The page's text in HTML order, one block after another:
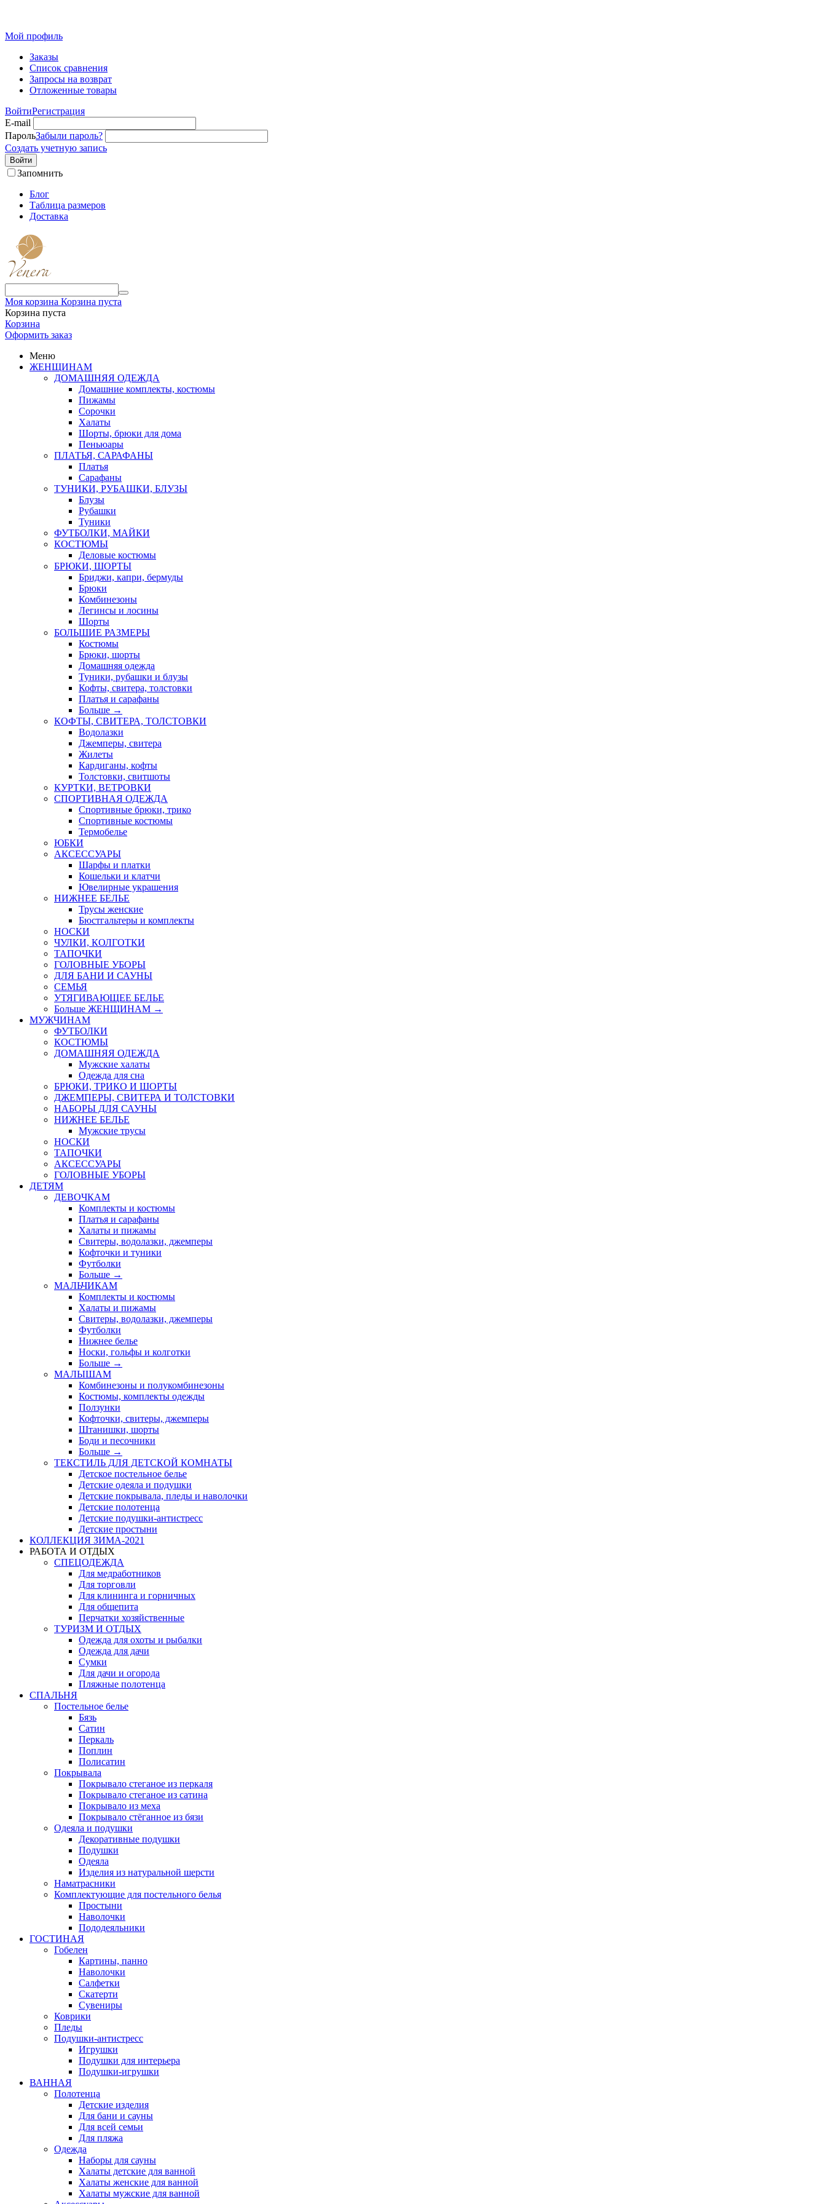
Мой профиль
Заказы
Список сравнения
Запросы на возврат
Отложенные товары
ВойтиРегистрация
E-mail
ПарольЗабыли пароль?
Создать учетную запись
Войти
Запомнить
Блог
Таблица размеров
Доставка
Моя корзина Корзина пуста
Корзина пуста
Корзина
Оформить заказ
Меню
ЖЕНЩИНАМ
ДОМАШНЯЯ ОДЕЖДА
Домашние комплекты, костюмы
Пижамы
Сорочки
Халаты
Шорты, брюки для дома
Пеньюары
ПЛАТЬЯ, САРАФАНЫ
Платья
Сарафаны
ТУНИКИ, РУБАШКИ, БЛУЗЫ
Блузы
Рубашки
Туники
ФУТБОЛКИ, МАЙКИ
КОСТЮМЫ
Деловые костюмы
БРЮКИ, ШОРТЫ
Бриджи, капри, бермуды
Брюки
Комбинезоны
Легинсы и лосины
Шорты
БОЛЬШИЕ РАЗМЕРЫ
Костюмы
Брюки, шорты
Домашняя одежда
Туники, рубашки и блузы
Кофты, свитера, толстовки
Платья и сарафаны
Больше →
КОФТЫ, СВИТЕРА, ТОЛСТОВКИ
Водолазки
Джемперы, свитера
Жилеты
Кардиганы, кофты
Толстовки, свитшоты
КУРТКИ, ВЕТРОВКИ
СПОРТИВНАЯ ОДЕЖДА
Спортивные брюки, трико
Спортивные костюмы
Термобелье
ЮБКИ
AКСЕССУАРЫ
Шарфы и платки
Кошельки и клатчи
Ювелирные украшения
НИЖНЕЕ БЕЛЬЕ
Трусы женские
Бюстгальтеры и комплекты
НОСКИ
ЧУЛКИ, КОЛГОТКИ
ТАПОЧКИ
ГОЛОВНЫЕ УБОРЫ
ДЛЯ БАНИ И САУНЫ
СЕМЬЯ
УТЯГИВАЮЩЕЕ БЕЛЬЕ
Больше ЖЕНЩИНАМ →
МУЖЧИНАМ
ФУТБОЛКИ
КОСТЮМЫ
ДОМАШНЯЯ ОДЕЖДА
Мужские халаты
Одежда для сна
БРЮКИ, ТРИКО И ШОРТЫ
ДЖЕМПЕРЫ, СВИТЕРА И ТОЛСТОВКИ
НАБОРЫ ДЛЯ САУНЫ
НИЖНЕЕ БЕЛЬЕ
Мужские трусы
НОСКИ
ТАПОЧКИ
АКСЕССУАРЫ
ГОЛОВНЫЕ УБОРЫ
ДЕТЯМ
ДЕВОЧКАМ
Комплекты и костюмы
Платья и сарафаны
Халаты и пижамы
Свитеры, водолазки, джемперы
Кофточки и туники
Футболки
Больше →
МАЛЬЧИКАМ
Комплекты и костюмы
Халаты и пижамы
Свитеры, водолазки, джемперы
Футболки
Нижнее белье
Носки, гольфы и колготки
Больше →
МАЛЫШАМ
Комбинезоны и полукомбинезоны
Костюмы, комплекты одежды
Ползунки
Кофточки, свитеры, джемперы
Штанишки, шорты
Боди и песочники
Больше →
ТЕКСТИЛЬ ДЛЯ ДЕТСКОЙ КОМНАТЫ
Детское постельное белье
Детские одеяла и подушки
Детские покрывала, пледы и наволочки
Детские полотенца
Детские подушки-антистресс
Детские простыни
КОЛЛЕКЦИЯ ЗИМА-2021
РАБОТА И ОТДЫХ
СПЕЦОДЕЖДА
Для медработников
Для торговли
Для клининга и горничных
Для общепита
Перчатки хозяйственные
ТУРИЗМ И ОТДЫХ
Одежда для охоты и рыбалки
Одежда для дачи
Сумки
Для дачи и огорода
Пляжные полотенца
СПАЛЬНЯ
Постельное белье
Бязь
Сатин
Перкаль
Поплин
Полисатин
Покрывала
Покрывало стеганое из перкаля
Покрывало стеганое из сатина
Покрывало из меха
Покрывало стёганное из бязи
Одеяла и подушки
Декоративные подушки
Подушки
Одеяла
Изделия из натуральной шерсти
Наматраcники
Комплектующие для постельного белья
Простыни
Наволочки
Пододеяльники
ГОСТИНАЯ
Гобелен
Картины, панно
Наволочки
Салфетки
Скатерти
Сувениры
Коврики
Пледы
Подушки-антистресс
Игрушки
Подушки для интерьера
Подушки-игрушки
ВАННАЯ
Полотенца
Детские изделия
Для бани и сауны
Для всей семьи
Для пляжа
Одежда
Наборы для сауны
Халаты детские для ванной
Халаты женские для ванной
Халаты мужские для ванной